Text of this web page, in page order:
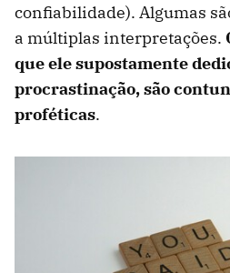
confiabilidade). Algumas
a múltiplas interpretações.
que ele supostamente
procrastinação, são
proféticas.